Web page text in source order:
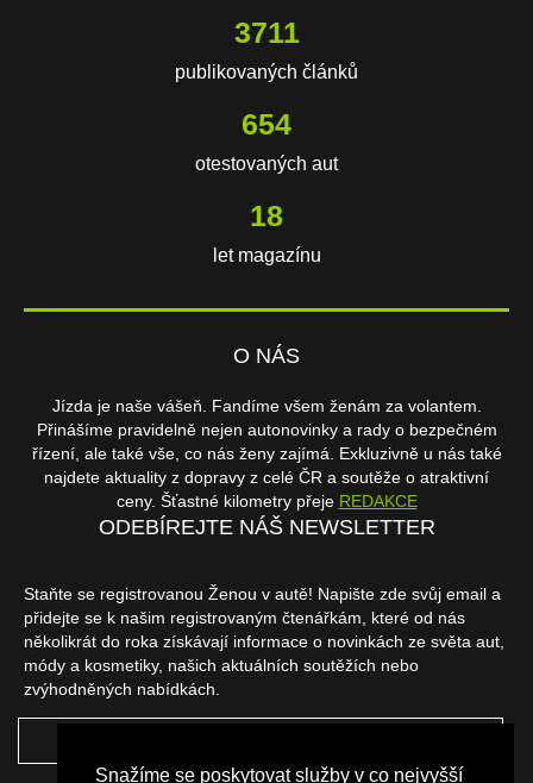
Snažíme se poskytovat služby v co nejvyšší
3711
publikovaných článků
654
otestovaných aut
18
let magazínu
O NÁS
Jízda je naše vášeň. Fandíme všem ženám za volantem.
Přinášíme pravidelně nejen autonovinky a rady o bezpečném
řízení, ale také vše, co nás ženy zajímá. Exkluzivně u nás také
najdete aktuality z dopravy z celé ČR a soutěže o atraktivní
ceny. Šťastné kilometry přeje REDAKCE
ODEBÍREJTE NÁŠ NEWSLETTER
Staňte se registrovanou Ženou v autě! Napište zde svůj email a
přidejte se k našim registrovaným čtenářkám, které od nás
několikrát do roka získávají informace o novinkách ze světa aut,
módy a kosmetiky, našich aktuálních soutěžích nebo
zvýhodněných nabídkách.